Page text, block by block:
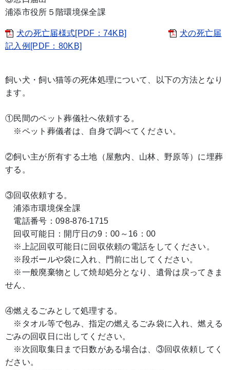
浦添市役所５階環境保全課
犬の死亡届様式[PDF：74KB]
犬の死亡届
記入例[PDF：80KB]
飼い犬・飼い猫等の死体処理について、以下の方法となり
ます。
①民間のペット葬儀社へ依頼する。
※ペット葬儀者は、自身で調べてください。
②飼い主が所有する土地（屋敷内、山林、野原等）に埋葬
する。
③回収依頼する。
浦添市環境保全課
電話番号：098-876-1715
回収可能日：開庁日の9：00～16：00
※上記回収可能日に回収依頼の電話をしてください。
※段ボールや袋に入れ、門前に出してください。
※一般廃棄物として焼却処分となり、遺骨は戻ってきま
せん、
④燃えるごみとして処理する。
※タオル等で包み、指定の燃えるごみ袋に入れ、燃える
ごみの回収日に出してください。
※次回取集日まで日数がある場合は、③回収依頼してく
ださい。